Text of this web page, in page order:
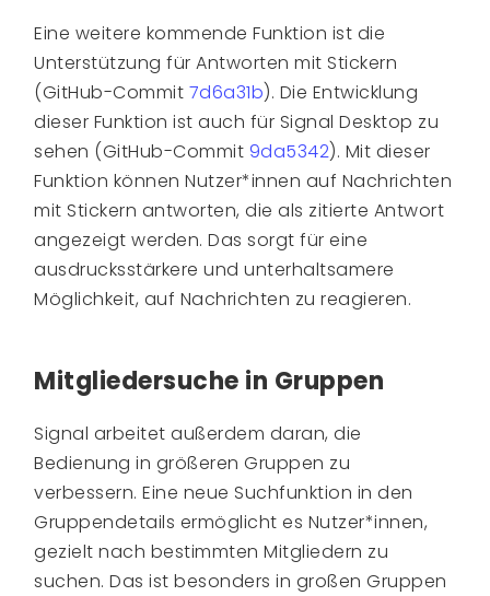
Eine weitere kommende Funktion ist die
Unterstützung für Antworten mit Stickern
(GitHub-Commit 7d6a31b). Die Entwicklung
dieser Funktion ist auch für Signal Desktop zu
sehen (GitHub-Commit 9da5342). Mit dieser
Funktion können Nutzer*innen auf Nachrichten
mit Stickern antworten, die als zitierte Antwort
angezeigt werden. Das sorgt für eine
ausdrucksstärkere und unterhaltsamere
Möglichkeit, auf Nachrichten zu reagieren.
Mitgliedersuche in Gruppen
Signal arbeitet außerdem daran, die
Bedienung in größeren Gruppen zu
verbessern. Eine neue Suchfunktion in den
Gruppendetails ermöglicht es Nutzer*innen,
gezielt nach bestimmten Mitgliedern zu
suchen. Das ist besonders in großen Gruppen